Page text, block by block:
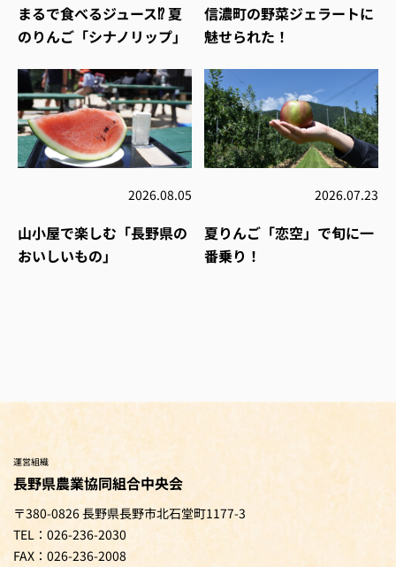
まるで食べるジュース⁉︎ 夏
のりんご「シナノリップ」
信濃町の野菜ジェラートに
魅せられた！
2026.08.05
山小屋で楽しむ「長野県の
おいしいもの」
2026.07.23
夏りんご「恋空」で旬に一
番乗り！
運営組織
長野県農業協同組合中央会
〒380-0826 長野県長野市北石堂町1177-3
TEL：026-236-2030
FAX：026-236-2008